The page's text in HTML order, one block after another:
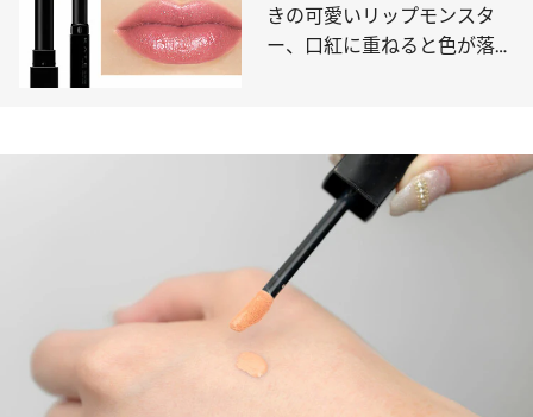
きの可愛いリップモンスタ
ー、口紅に重ねると色が落ち